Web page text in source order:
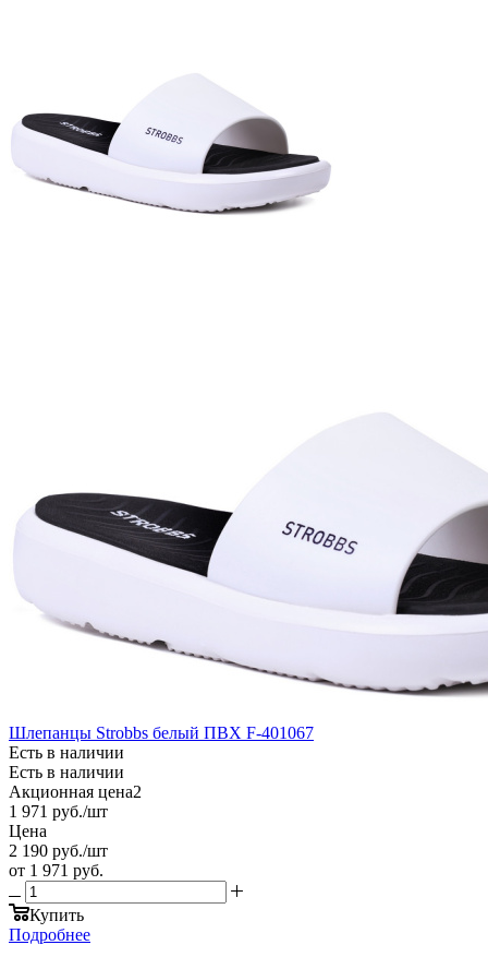
Шлепанцы Strobbs белый ПВХ F-401067
Есть в наличии
Есть в наличии
Акционная цена2
1 971 руб./шт
Цена
2 190 руб./шт
от 1 971 руб.
Купить
Подробнее